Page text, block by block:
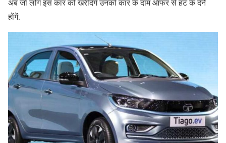
अब जो लोग इस कार को खरीदेंगे उनको कार के दाम ऑफर से हट के देने
होंगें.